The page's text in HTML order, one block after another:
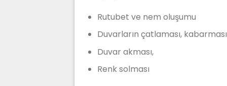
Rutubet ve nem oluşumu
Duvarların çatlaması, kabarması
Duvar akması,
Renk solması